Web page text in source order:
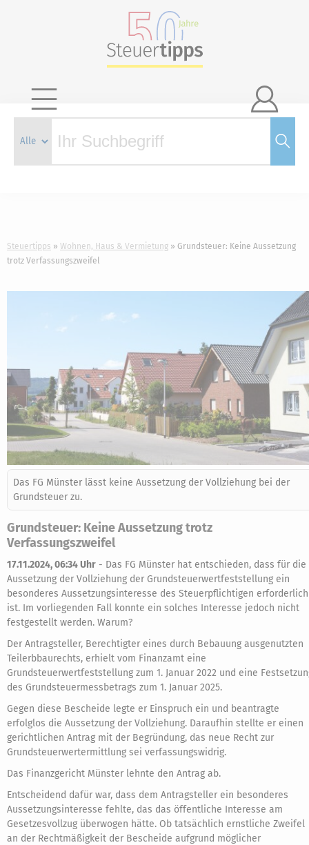

Steuertipps Wohnen, Haus & Vermietung
Grundsteuer: Keine Aussetzung
trotz Verfassungszweifel
Das FG Münster lässt keine Aussetzung der Vollziehung bei der
Grundsteuer zu.
Grundsteuer: Keine Aussetzung trotz
Verfassungszweifel
17.11.2024, 06:34 Uhr - Das FG Münster hat entschieden, dass für die
Aussetzung der Vollziehung der Grundsteuerwertfeststellung ein
besonderes Aussetzungsinteresse des Steuerpflichtigen erforderlich
ist. Im vorliegenden Fall konnte ein solches Interesse jedoch nicht
festgestellt werden. Warum?
Der Antragsteller, Berechtigter eines durch Bebauung ausgenutzten
Teilerbbaurechts, erhielt vom Finanzamt eine
Grundsteuerwertfeststellung zum 1. Januar 2022 und eine
des Grundsteuermessbetrags zum 1. Januar 2025.
Gegen diese Bescheide legte er Einspruch ein und beantragte
erfolglos die Aussetzung der Vollziehung. Daraufhin stellte er einen
gerichtlichen Antrag mit der Begründung, das neue Recht zur
Grundsteuerwertermittlung sei verfassungswidrig.
Das Finanzgericht Münster lehnte den Antrag ab.
Entscheidend dafür war, dass dem Antragsteller ein besonderes
Aussetzungsinteresse fehlte, das das öffentliche Interesse am
Gesetzesvollzug überwogen hätte. Ob tatsächlich ernstliche Zweifel
an der Rechtmäßigkeit der Bescheide aufgrund möglicher